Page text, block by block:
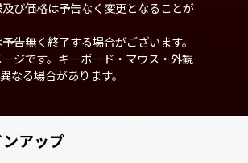
び価格は予告なく変更となることが
告無く終了する場合がございます。
ジです。キーボード・マウス・外観
なる場合があります。
アップ